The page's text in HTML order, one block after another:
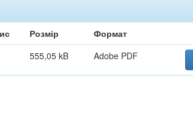
Розмір
Формат
555,05 kB Adobe PDF